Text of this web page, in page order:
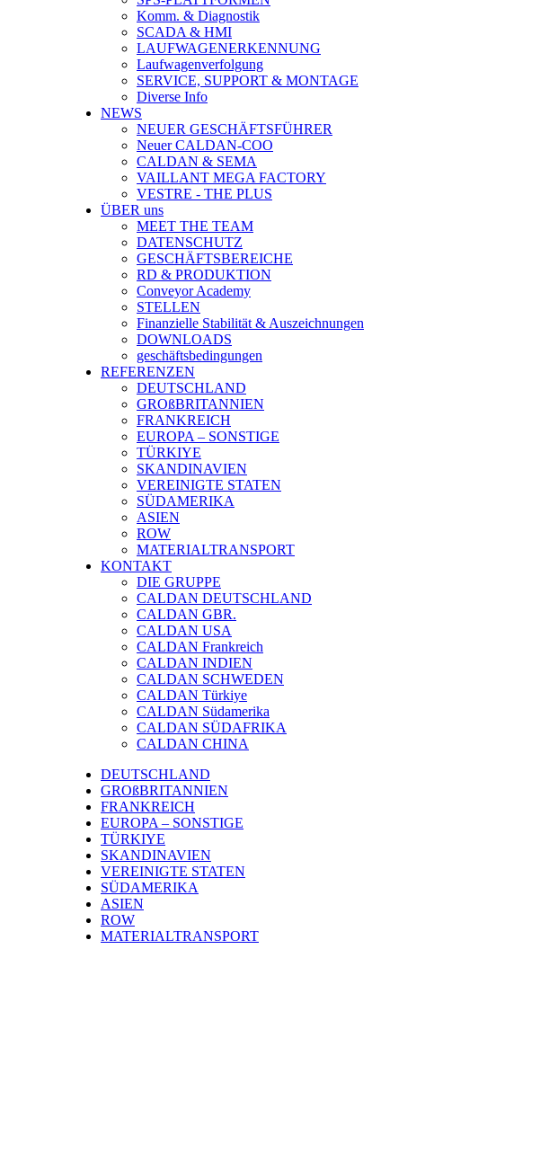
Komm. & Diagnostik
SCADA & HMI
LAUFWAGENERKENNUNG
Laufwagenverfolgung
SERVICE, SUPPORT & MONTAGE
Diverse Info
NEWS
NEUER GESCHÄFTSFÜHRER
Neuer CALDAN-COO
CALDAN & SEMA
VAILLANT MEGA FACTORY
VESTRE - THE PLUS
ÜBER uns
MEET THE TEAM
DATENSCHUTZ
GESCHÄFTSBEREICHE
RD & PRODUKTION
Conveyor Academy
STELLEN
Finanzielle Stabilität & Auszeichnungen
DOWNLOADS
geschäftsbedingungen
REFERENZEN
DEUTSCHLAND
GROßBRITANNIEN
FRANKREICH
EUROPA – SONSTIGE
TÜRKIYE
SKANDINAVIEN
VEREINIGTE STATEN
SÜDAMERIKA
ASIEN
ROW
MATERIALTRANSPORT
KONTAKT
DIE GRUPPE
CALDAN DEUTSCHLAND
CALDAN GBR.
CALDAN USA
CALDAN Frankreich
CALDAN INDIEN
CALDAN SCHWEDEN
CALDAN Türkiye
CALDAN Südamerika
CALDAN SÜDAFRIKA
CALDAN CHINA
DEUTSCHLAND
GROßBRITANNIEN
FRANKREICH
EUROPA – SONSTIGE
TÜRKIYE
SKANDINAVIEN
VEREINIGTE STATEN
SÜDAMERIKA
ASIEN
ROW
MATERIALTRANSPORT